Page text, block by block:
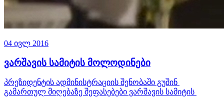
04 ივლ 2016
ვარშავის სამიტის მოლოდინები
პრეზიდენტის ადმინისტრაციის შენობაში გუშინ
გამართულ მიღებაზე შეფასებები ვარშავის სამიტის